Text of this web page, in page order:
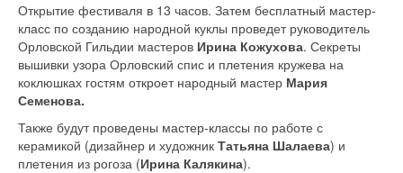
Открытие фестиваля в 13 часов. Затем бесплатный мастер-
класс по созданию народной куклы проведет руководитель
Орловской Гильдии мастеров Ирина Кожухова. Секреты
вышивки узора Орловский спис и плетения кружева на
коклюшках гостям откроет народный мастер Мария
Семенова.
Также будут проведены мастер-классы по работе с
керамикой (дизайнер и художник Татьяна Шалаева) и
плетения из рогоза (Ирина Калякина).